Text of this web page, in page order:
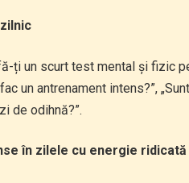
ți un scurt test mental și fizic
un antrenament intens?”,
de odihnă?”.
în zilele cu energie ridicată